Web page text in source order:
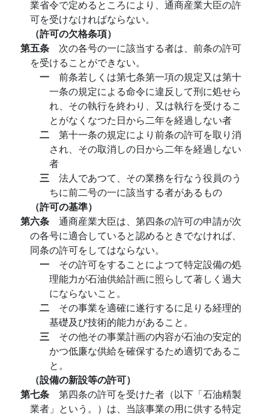
業省令で定めるところにより、通商産業大臣の許
可を受けなければならない。
（許可の欠格条項）
第五条 次の各号の一に該当する者は、前条の許可
を受けることができない。
一 前条若しくは第七条第一項の規定又は第十
一条の規定による命令に違反して刑に処せら
れ、その執行を終わり、又は執行を受けるこ
とがなくなつた日から二年を経過しない者
二 第十一条の規定により前条の許可を取り消
され、その取消しの日から二年を経過しない
者
三 法人であつて、その業務を行なう役員のう
ちに前二号の一に該当する者があるもの
（許可の基準）
第六条 通商産業大臣は、第四条の許可の申請が次
の各号に適合していると認めるときでなければ、
同条の許可をしてはならない。
一 その許可をすることによつて特定設備の処
理能力が石油供給計画に照らして著しく過大
にならないこと。
二 その事業を適確に遂行するに足りる経理的
基礎及び技術的能力があること。
三 その他その事業計画の内容が石油の安定的
かつ低廉な供給を確保するため適切であるこ
と。
（設備の新設等の許可）
第七条 第四条の許可を受けた者（以下「石油精製
業者」という。）は、当該事業の用に供する特定